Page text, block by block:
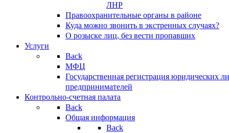
ЛНР
Правоохранительные органы в районе
Куда можно звонить в экстренных случаях?
О розыске лиц, без вести пропавших
Услуги
Back
МФЦ
Государственная регистрация юридических
предпринимателей
Контрольно-счетная палата
Back
Общая информация
Back